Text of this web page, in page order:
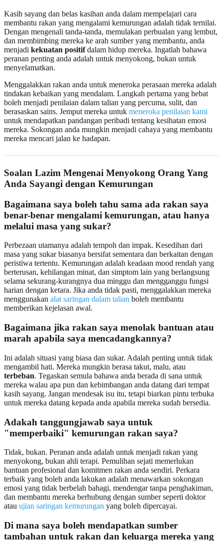
Kasih sayang dan belas kasihan anda dalam mempelajari cara
membantu rakan yang mengalami kemurungan adalah tidak ternilai.
Dengan mengenali tanda-tanda, memulakan perbualan yang lembut,
dan membimbing mereka ke arah sumber yang membantu, anda
menjadi kekuatan positifdalam hidup mereka. Ingatlah bahawa
peranan penting anda adalah untuk menyokong, bukan untuk
menyelamatkan.
Menggalakkan rakan anda untuk meneroka perasaan mereka adalah
tindakan kebaikan yang mendalam. Langkah pertama yang hebat
boleh menjadi penilaian dalam talian yang percuma, sulit, dan
berasaskan sains. Jemput mereka untuk meneroka penilaian kami
untuk mendapatkan pandangan peribadi tentang kesihatan emosi
mereka. Sokongan anda mungkin menjadi cahaya yang membantu
mereka mencari jalan ke hadapan.
Soalan Lazim Mengenai Menyokong Orang Yang
Anda Sayangi dengan Kemurungan
Bagaimana saya boleh tahu sama ada rakan saya
benar-benar mengalami kemurungan, atau hanya
melalui masa yang sukar?
Perbezaan utamanya adalah tempoh dan impak. Kesedihan dari
masa yang sukar biasanya bersifat sementara dan berkaitan dengan
peristiwa tertentu. Kemurungan adalah keadaan mood rendah yang
berterusan, kehilangan minat, dan simptom lain yang berlangsung
selama sekurang-kurangnya dua minggu dan mengganggu fungsi
harian dengan ketara. Jika anda tidak pasti, menggalakkan mereka
menggunakan alat saringan dalam talian boleh membantu
memberikan kejelasan awal.
Bagaimana jika rakan saya menolak bantuan atau
marah apabila saya mencadangkannya?
Ini adalah situasi yang biasa dan sukar. Adalah penting untuk tidak
mengambil hati. Mereka mungkin berasa takut, malu, atau
terbeban. Tegaskan semula bahawa anda berada di sana untuk
mereka walau apa pun dan kebimbangan anda datang dari tempat
kasih sayang. Jangan mendesak isu itu, tetapi biarkan pintu terbuka
untuk mereka datang kepada anda apabila mereka sudah bersedia.
Adakah tanggungjawab saya untuk
"memperbaiki" kemurungan rakan saya?
Tidak, bukan. Peranan anda adalah untuk menjadi rakan yang
menyokong, bukan ahli terapi. Pemulihan sejati memerlukan
bantuan profesional dan komitmen rakan anda sendiri. Perkara
terbaik yang boleh anda lakukan adalah menawarkan sokongan
emosi yang tidak berbelah bahagi, mendengar tanpa penghakiman,
dan membantu mereka berhubung dengan sumber seperti doktor
atau ujian saringan kemurungan yang boleh dipercayai.
Di mana saya boleh mendapatkan sumber
tambahan untuk rakan dan keluarga mereka yang